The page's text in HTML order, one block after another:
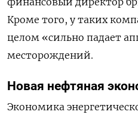
Кроме того, у таких
целом «сильно падает
месторождений.
Новая нефтяная
Экономика